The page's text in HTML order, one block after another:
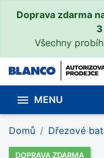
Doprava zdarma
Všechny
 MENU
Domů Dřezové
DOPRAVA ZDARMA